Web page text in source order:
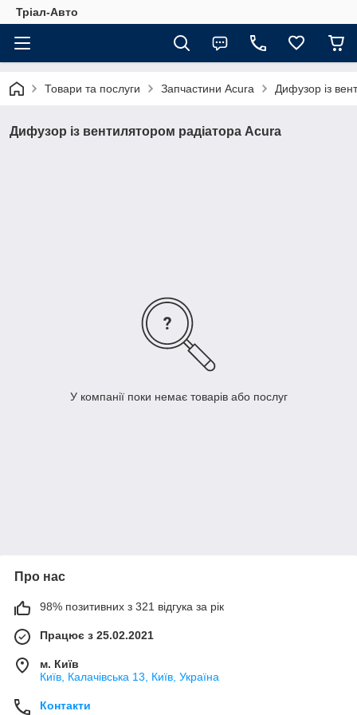
Тріал-Авто
Товари та послуги Запчастини Acura Дифузор із
Дифузор із вентилятором радіатора Acura
У компанії поки немає товарів або послуг
Про нас
98% позитивних з 321 відгука за рік
Працює з 25.02.2021
м. Київ
Київ, Калачівська 13, Київ, Україна
Контакти